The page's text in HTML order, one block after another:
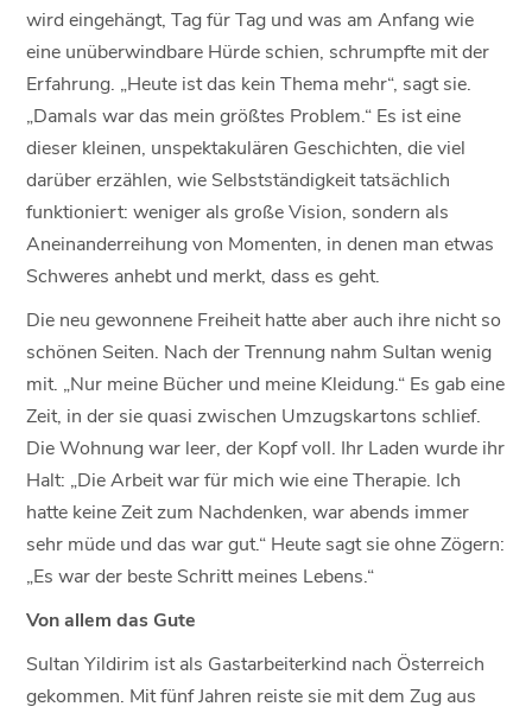
wird eingehängt, Tag für Tag und was am Anfang wie
eine unüberwindbare Hürde schien, schrumpfte mit der
Erfahrung. „Heute ist das kein Thema mehr“, sagt sie.
„Damals war das mein größtes Problem.“ Es ist eine
dieser kleinen, unspektakulären Geschichten, die viel
darüber erzählen, wie Selbstständigkeit tatsächlich
funktioniert: weniger als große Vision, sondern als
Aneinanderreihung von Momenten, in denen man etwas
Schweres anhebt und merkt, dass es geht.
Die neu gewonnene Freiheit hatte aber auch ihre nicht so
schönen Seiten. Nach der Trennung nahm Sultan wenig
mit. „Nur meine Bücher und meine Kleidung.“ Es gab eine
Zeit, in der sie quasi zwischen Umzugskartons schlief.
Die Wohnung war leer, der Kopf voll. Ihr Laden wurde ihr
Halt: „Die Arbeit war für mich wie eine Therapie. Ich
hatte keine Zeit zum Nachdenken, war abends immer
sehr müde und das war gut.“ Heute sagt sie ohne Zögern:
„Es war der beste Schritt meines Lebens.“
Von allem das Gute
Sultan Yildirim ist als Gastarbeiterkind nach Österreich
gekommen. Mit fünf Jahren reiste sie mit dem Zug aus